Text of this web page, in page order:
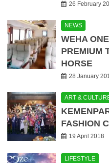
26 February
NEWS
WEHA
PREMIUM
HORSE
28 January
ART &
FASHION
19 April 2018
LIFESTYLE